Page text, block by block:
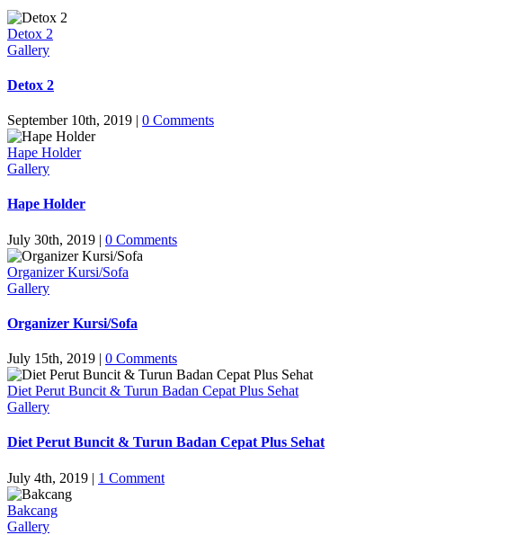
Detox 2
Gallery
Detox 2
September 10th, 2019 | 0 Comments
Hape Holder
Gallery
Hape Holder
July 30th, 2019 | 0 Comments
Organizer Kursi/Sofa
Gallery
Organizer Kursi/Sofa
July 15th, 2019 | 0 Comments
Diet Perut Buncit & Turun Badan Cepat Plus Sehat
Gallery
Diet Perut Buncit & Turun Badan Cepat Plus Sehat
July 4th, 2019 | 1 Comment
Bakcang
Gallery